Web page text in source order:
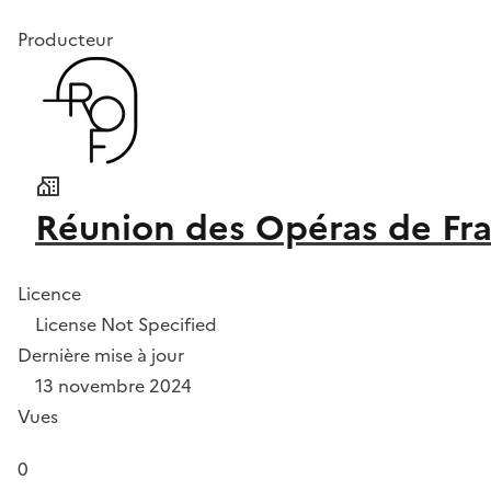
Producteur
Réunion des Opéras de
Licence
License Not Specified
Dernière mise à jour
13 novembre 2024
Vues
0